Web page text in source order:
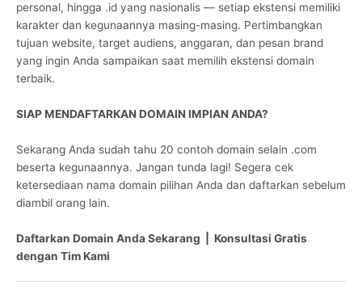
personal, hingga .id yang nasionalis — setiap ekstensi memiliki
karakter dan kegunaannya masing-masing. Pertimbangkan
tujuan website, target audiens, anggaran, dan pesan brand
yang ingin Anda sampaikan saat memilih ekstensi domain
terbaik.
SIAP MENDAFTARKAN DOMAIN IMPIAN ANDA?
Sekarang Anda sudah tahu 20 contoh domain selain .com
beserta kegunaannya. Jangan tunda lagi! Segera cek
ketersediaan nama domain pilihan Anda dan daftarkan sebelum
diambil orang lain.
Daftarkan Domain Anda Sekarang | Konsultasi Gratis
dengan Tim Kami